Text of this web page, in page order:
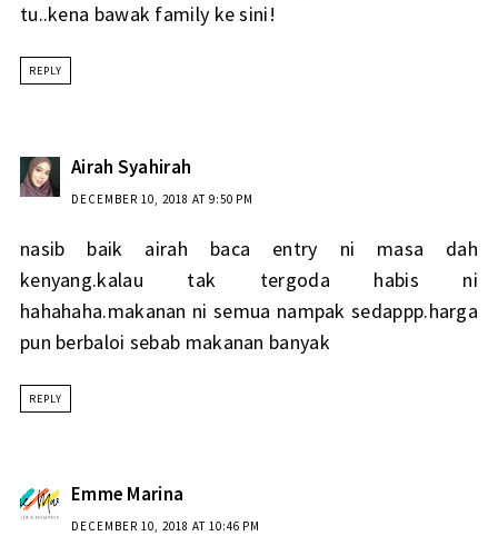
tu..kena bawak family ke sini!
REPLY
Airah Syahirah
DECEMBER 10, 2018 AT 9:50 PM
nasib baik airah baca entry ni masa dah
kenyang.kalau tak tergoda habis ni
hahahaha.makanan ni semua nampak sedappp.harga
pun berbaloi sebab makanan banyak
REPLY
Emme Marina
DECEMBER 10, 2018 AT 10:46 PM